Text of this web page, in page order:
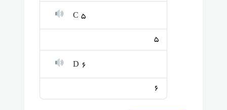
C 5
5
D 6
6